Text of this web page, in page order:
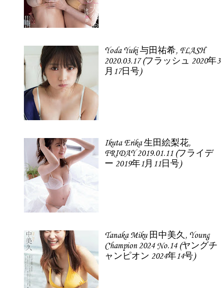
Yoda Yuki 与田祐希, FLASH
2020.03.17 (フラッシュ 2020年3
月17日号)
Ikuta Erika 生田絵梨花,
FRIDAY 2019.01.11 (フライデ
ー 2019年1月11日号)
Tanaka Miku 田中美久, Young
Champion 2024 No.14 (ヤングチ
ャンピオン 2024年14号)